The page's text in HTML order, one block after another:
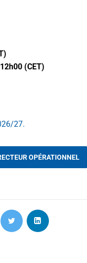
(CET)
27.
OPÉRATIONNEL